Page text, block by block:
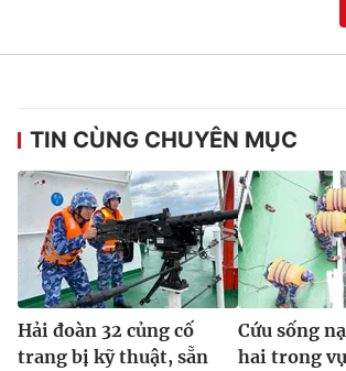
TIN CÙNG CHUYÊN MỤC
Hải đoàn 32 củng cố
trang bị kỹ thuật, sẵn
Cứu sống
hai trong